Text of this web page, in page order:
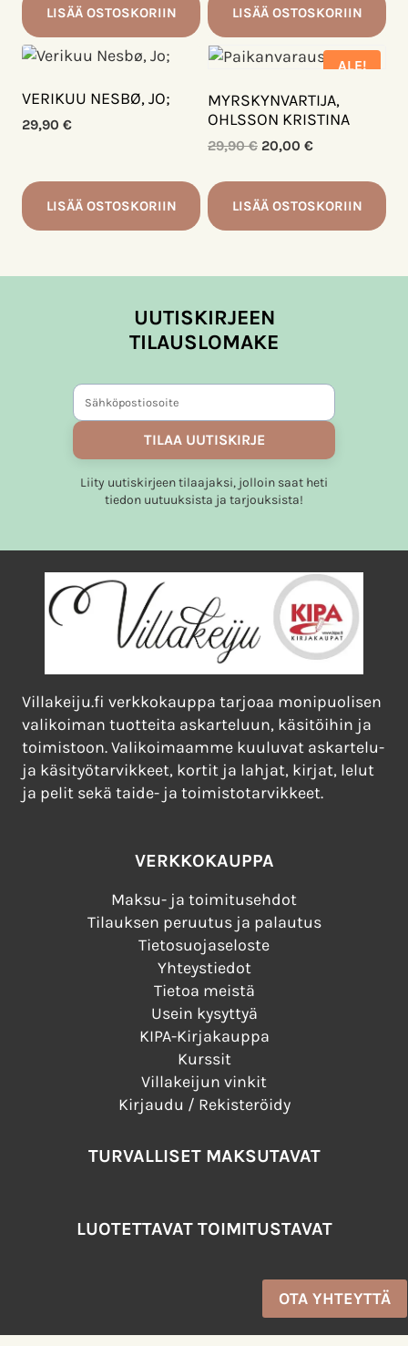
LISÄÄ OSTOSKORIIN LISÄÄ OSTOSKORIIN
VERIKUU NESBØ, JO;
29,90 €
LISÄÄ OSTOSKORIIN
ALE!
MYRSKYNVARTIJA,
OHLSSON KRISTINA
29,90€ Alkuperäinen
oli:
29,90 €.
20,00 €Nykyinen
on:
20,00 €.
LISÄÄ OSTOSKORIIN
UUTISKIRJEEN
TILAUSLOMAKE
TILAA UUTISKIRJE
Liity uutiskirjeen tilaajaksi, jolloin saat heti
tiedon uutuuksista ja tarjouksista!
Villakeiju.fi verkkokauppa tarjoaa monipuolisen
valikoiman tuotteita askarteluun, käsitöihin ja
toimistoon. Valikoimaamme kuuluvat askartelu-
ja käsityötarvikkeet, kortit ja lahjat, kirjat, lelut
ja pelit sekä taide- ja toimistotarvikkeet.
VERKKOKAUPPA
Maksu- ja toimitusehdot
Tilauksen peruutus ja palautus
Tietosuojaseloste
Yhteystiedot
Tietoa meistä
Usein kysyttyä
KIPA-Kirjakauppa
Kurssit
Villakeijun vinkit
Kirjaudu / Rekisteröidy
TURVALLISET MAKSUTAVAT
LUOTETTAVAT TOIMITUSTAVAT
OTA YHTEYTTÄ